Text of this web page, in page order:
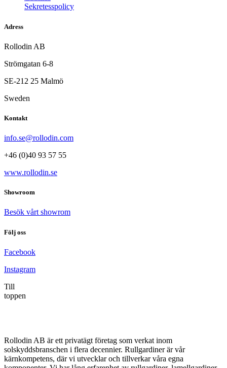
Sekretesspolicy
Adress
Rollodin AB
Strömgatan 6-8
SE-212 25 Malmö
Sweden
Kontakt
info.se@rollodin.com
+46 (0)40 93 57 55
www.rollodin.se
Showroom
Besök vårt showrom
Följ oss
Facebook
Instagram
Till
toppen
Rollodin AB är ett privatägt företag som verkat inom
solskyddsbranschen i flera decennier. Rullgardiner är vår
kärnkompetens, där vi utvecklar och tillverkar våra egna